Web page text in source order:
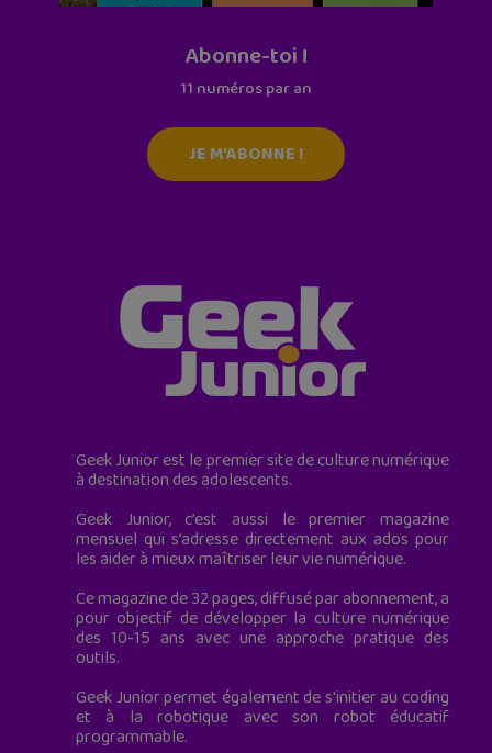
Abonne-toi !
11 numéros par an
JE M'ABONNE !
Geek Junior est le premier site de culture numérique
à destination des adolescents.
Geek Junior, c’est aussi le premier magazine
mensuel qui s’adresse directement aux ados pour
les aider à mieux maîtriser leur vie numérique.
Ce magazine de 32 pages, diffusé par abonnement, a
pour objectif de développer la culture numérique
des 10-15 ans avec une approche pratique des
outils.
Geek Junior permet également de s'initier au coding
et à la robotique avec son robot éducatif
programmable.